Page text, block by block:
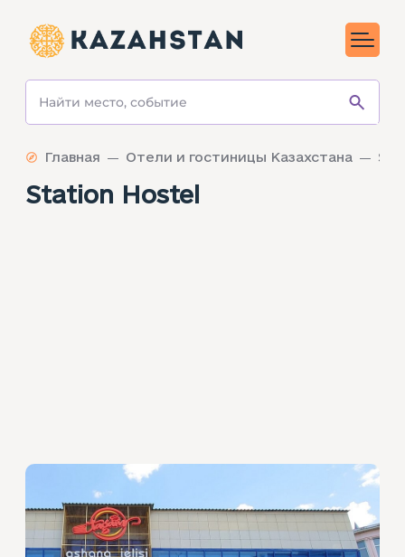
Station Hostel
Главная Отели и гостиницы Казахстана